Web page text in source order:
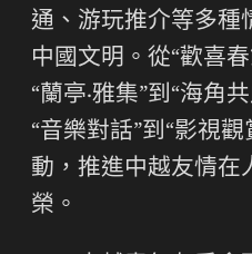
通、游玩推介等多種
中國文明。從“歡喜
“蘭亭·雅集”到“海角
“音樂對話”到“影視
動，推進中越友情在
榮。